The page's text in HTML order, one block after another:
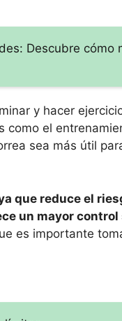
Descubre cómo
y hacer
como el
sea más útil
que reduce el
un mayor
es importante